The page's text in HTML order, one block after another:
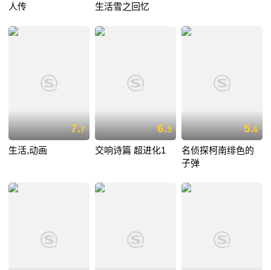
人传
生活雪之回忆
7.7
生活,动画
6.5
交响诗篇 超进化1
5.6
名侦探柯南绯色的
子弹